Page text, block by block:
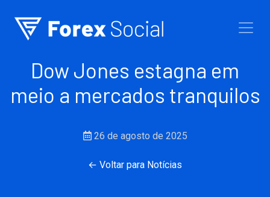
Dow Jones estagna em
meio a mercados tranquilos
26 de agosto de 2025
← Voltar para Notícias